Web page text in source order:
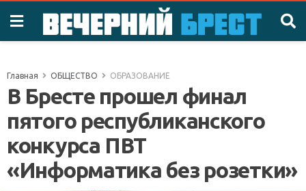
Главная ОБЩЕСТВО ОБРАЗОВАНИЕ
В Бресте прошел финал
пятого республиканского
конкурса ПВТ
«Информатика без розетки»